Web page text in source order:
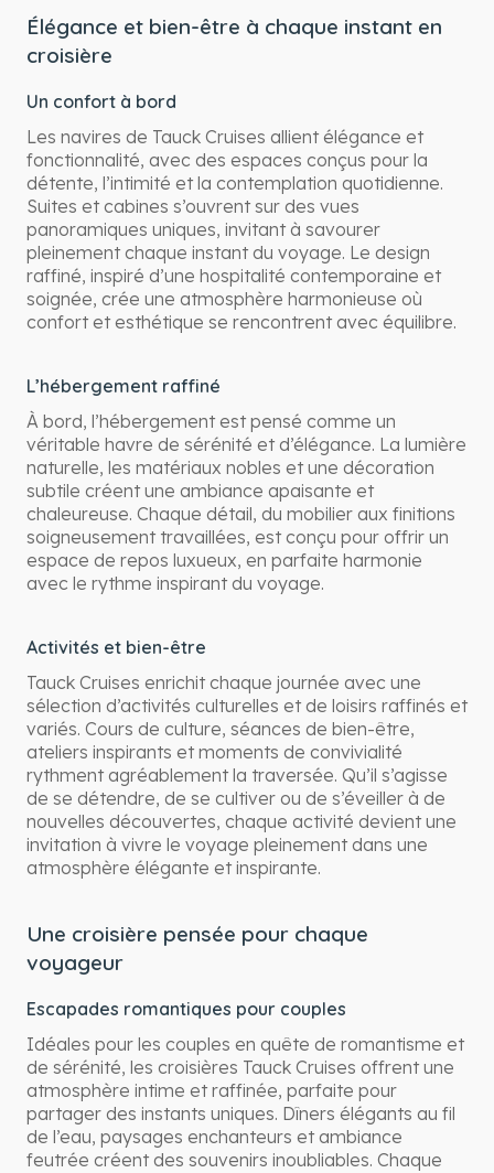
Élégance et bien-être à chaque instant en
croisière
Un confort à bord
Les navires de Tauck Cruises allient élégance et
fonctionnalité, avec des espaces conçus pour la
détente, l’intimité et la contemplation quotidienne.
Suites et cabines s’ouvrent sur des vues
panoramiques uniques, invitant à savourer
pleinement chaque instant du voyage. Le design
raffiné, inspiré d’une hospitalité contemporaine et
soignée, crée une atmosphère harmonieuse où
confort et esthétique se rencontrent avec équilibre.
L’hébergement raffiné
À bord, l’hébergement est pensé comme un
véritable havre de sérénité et d’élégance. La lumière
naturelle, les matériaux nobles et une décoration
subtile créent une ambiance apaisante et
chaleureuse. Chaque détail, du mobilier aux finitions
soigneusement travaillées, est conçu pour offrir un
espace de repos luxueux, en parfaite harmonie
avec le rythme inspirant du voyage.
Activités et bien-être
Tauck Cruises enrichit chaque journée avec une
sélection d’activités culturelles et de loisirs raffinés et
variés. Cours de culture, séances de bien-être,
ateliers inspirants et moments de convivialité
rythment agréablement la traversée. Qu’il s’agisse
de se détendre, de se cultiver ou de s’éveiller à de
nouvelles découvertes, chaque activité devient une
invitation à vivre le voyage pleinement dans une
atmosphère élégante et inspirante.
Une croisière pensée pour chaque
voyageur
Escapades romantiques pour couples
Idéales pour les couples en quête de romantisme et
de sérénité, les croisières Tauck Cruises offrent une
atmosphère intime et raffinée, parfaite pour
partager des instants uniques. Dîners élégants au fil
de l’eau, paysages enchanteurs et ambiance
feutrée créent des souvenirs inoubliables. Chaque